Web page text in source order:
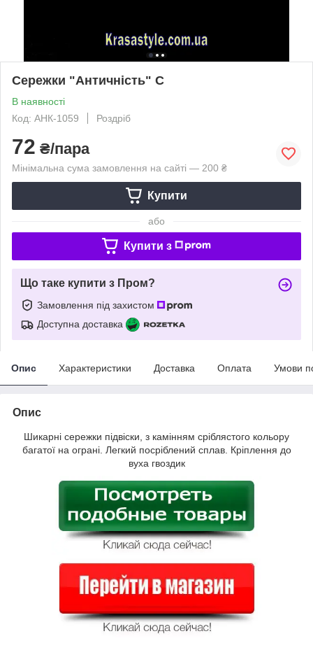
Сережки "Античність" С
В наявності
Код: АНК-1059
Роздріб
72 ₴/пара
Мінімальна сума замовлення на сайті — 200 ₴
Купити
або
Купити з
Що таке купити з Пром?
Замовлення під захистом
Доступна доставка
Опис Характеристики Доставка Оплата Умови
Опис
Шикарні сережки підвіски, з камінням сріблястого кольору
багатої на ограні. Легкий посріблений сплав. Кріплення до
вуха гвоздик